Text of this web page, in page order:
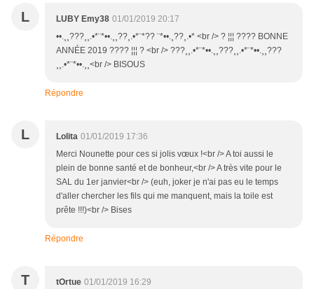
L LUBY Emy38 01/01/2019 20:17
••.¸¸???¸¸.•*¨*••.¸¸??¸.•*¨*?? ¨*••.¸??¸.•* <br /> ? ¦¦¦ ???? BONNE
ANNÉE 2019 ???? ¦¦¦ ? <br /> ???¸¸.•*¨*••.¸¸???¸¸.•*¨*••.¸¸???
¸¸.•*¨*••.¸¸<br /> BISOUS
Répondre
L Lolita 01/01/2019 17:36
Merci Nounette pour ces si jolis vœux !<br /> A toi aussi le
plein de bonne santé et de bonheur,<br /> A très vite pour le
SAL du 1er janvier<br /> (euh, joker je n'ai pas eu le temps
d'aller chercher les fils qui me manquent, mais la toile est
prête !!!)<br /> Bises
Répondre
T tOrtue 01/01/2019 16:29